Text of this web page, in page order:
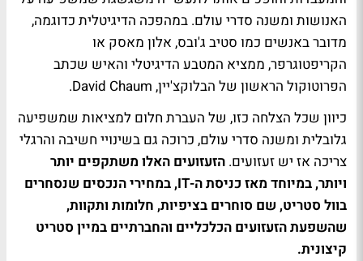
האנושות ומשנה סדרי עולם. במהפכה הדיגיטלית כדוגמה,
מדובר באנשים כמו סטיב ג'ובס, אלון מאסק או
הקריפטוגרפר, ממציא המטבע הדיגיטלי והאיש שכתב
הפרוטוקול הראשון של הבלוקצ'יין, David Chaum.
כיוון שכל הצלחה כזו, של העברת חלום למציאות שמשפיעה
גלובלית ומשנה סדרי עולם, כרוכה גם בשינויי חשיבה והרגלי
צריכה אז יש זעזועים. הזעזועים האלו משתקפים יותר
ויותר, במיוחד מאז כניסת ה-IT, במחירי הנכסים שנסחרים
בוול סטריט, שם סוחרים בציפיות, חלומות ותקוות,
שהשפעת הזעזועים הכלכליים והחברתיים במיין סטריט
קיצונית.